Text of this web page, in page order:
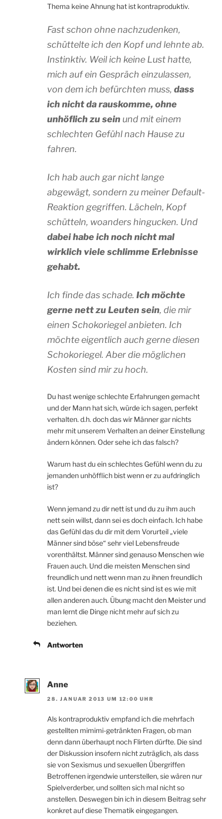
Thema keine Ahnung hat ist kontraproduktiv.
Fast schon ohne nachzudenken,
schüttelte ich den Kopf und lehnte ab.
Instinktiv. Weil ich keine Lust hatte,
mich auf ein Gespräch einzulassen,
von dem ich befürchten muss, dass
ich nicht da rauskomme, ohne
unhöflich zu sein und mit einem
schlechten Gefühl nach Hause zu
fahren.
Ich hab auch gar nicht lange
abgewägt, sondern zu meiner Default-
Reaktion gegriffen. Lächeln, Kopf
schütteln, woanders hingucken. Und
dabei habe ich noch nicht mal
wirklich viele schlimme Erlebnisse
gehabt.
Ich finde das schade. Ich möchte
gerne nett zu Leuten sein, die mir
einen Schokoriegel anbieten. Ich
möchte eigentlich auch gerne diesen
Schokoriegel. Aber die möglichen
Kosten sind mir zu hoch.
Du hast wenige schlechte Erfahrungen gemacht
und der Mann hat sich, würde ich sagen, perfekt
verhalten. d.h. doch das wir Männer gar nichts
mehr mit unserem Verhalten an deiner Einstellung
ändern können. Oder sehe ich das falsch?
Warum hast du ein schlechtes Gefühl wenn du zu
jemanden unhöfflich bist wenn er zu aufdringlich
ist?
Wenn jemand zu dir nett ist und du zu ihm auch
nett sein willst, dann sei es doch einfach. Ich habe
das Gefühl das du dir mit dem Vorurteil „viele
Männer sind böse“ sehr viel Lebensfreude
vorenthältst. Männer sind genauso Menschen wie
Frauen auch. Und die meisten Menschen sind
freundlich und nett wenn man zu ihnen freundlich
ist. Und bei denen die es nicht sind ist es wie mit
allen anderen auch. Übung macht den Meister und
man lernt die Dinge nicht mehr auf sich zu
beziehen.
Antworten
Anne
28. JANUAR 2013 UM 12:00 UHR
Als kontraproduktiv empfand ich die mehrfach
gestellten mimimi-getränkten Fragen, ob man
denn dann überhaupt noch Flirten dürfte. Die sind
der Diskussion insofern nicht zuträglich, als dass
sie von Sexismus und sexuellen Übergriffen
Betroffenen irgendwie unterstellen, sie wären nur
Spielverderber, und sollten sich mal nicht so
anstellen. Deswegen bin ich in diesem Beitrag sehr
konkret auf diese Thematik eingegangen.